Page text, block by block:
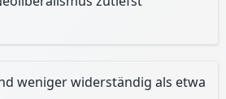
weniger widerständig als etwa